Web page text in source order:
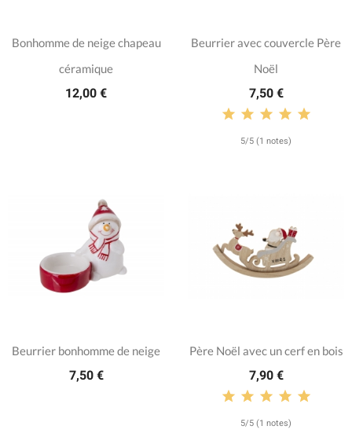
Bonhomme de neige chapeau
céramique
12,00 €
Beurrier avec couvercle Père
Noël
7,50 €
5/5 (1 notes)
Beurrier bonhomme de neige
7,50 €
Père Noël avec un cerf en bois
7,90 €
5/5 (1 notes)